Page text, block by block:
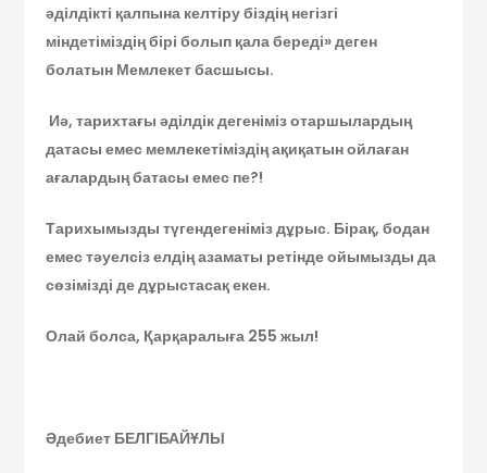
әділдікті қалпына келтіру біздің негізгі
міндетіміздің бірі болып қала береді» деген
болатын Мемлекет басшысы.
Иә, тарихтағы әділдік дегеніміз отаршылардың
датасы емес мемлекетіміздің ақиқатын ойлаған
ағалардың батасы емес пе?!
Тарихымызды түгендегеніміз дұрыс. Бірақ, бодан
емес тәуелсіз елдің азаматы ретінде ойымызды да
сөзімізді де дұрыстасақ екен.
Олай болса, Қарқаралыға 255 жыл!
Әдебиет БЕЛГІБАЙҰЛЫ